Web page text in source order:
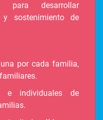
para desarrollar
sostenimiento de
por cada familia,
e individuales de